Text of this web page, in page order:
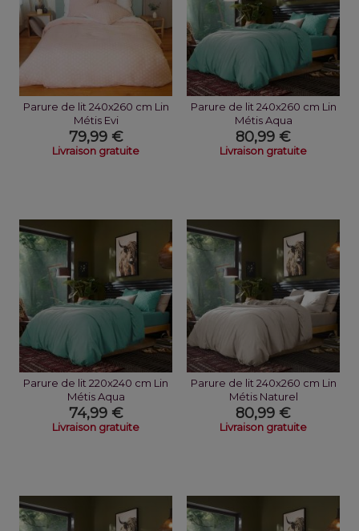
Parure de lit 240x260 cm Lin
Métis Evi
79,99 €
Livraison gratuite
Parure de lit 240x260 cm Lin
Métis Aqua
80,99 €
Livraison gratuite
Parure de lit 220x240 cm Lin
Métis Aqua
74,99 €
Livraison gratuite
Parure de lit 240x260 cm Lin
Métis Naturel
80,99 €
Livraison gratuite